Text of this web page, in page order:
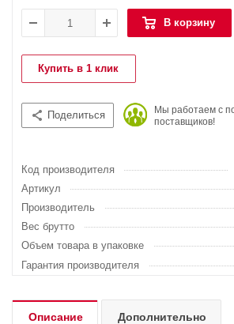
В корзину
Купить в 1 клик
Поделиться
Мы работаем с
поставщиков!
Код производителя
Артикул
Производитель
Вес брутто
Объем товара в упаковке
Гарантия производителя
Описание Дополнительно